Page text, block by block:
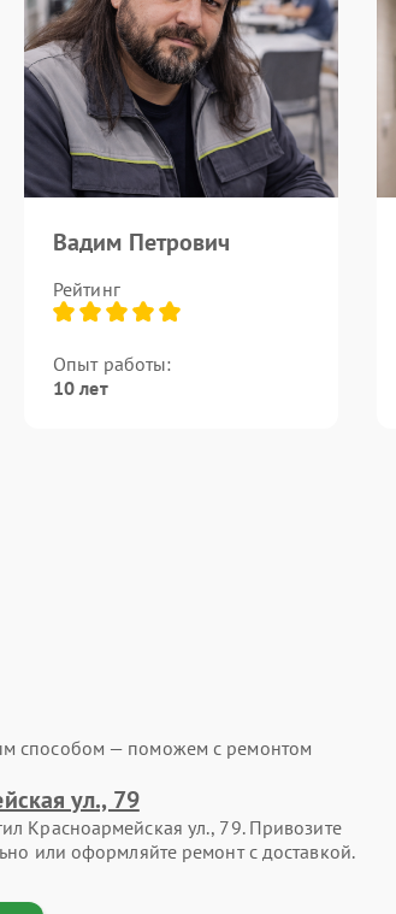
Вадим Петрович
Рейтинг
Опыт работы:
10 лет
способом — поможем с ремонтом
ул., 79
Красноармейская ул., 79. Привозите
или оформляйте ремонт с доставкой.